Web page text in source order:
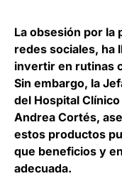
La obsesión por la
redes sociales, ha
invertir en rutinas
Sin embargo, la
del Hospital
Andrea Cortés,
estos productos
que beneficios y
adecuada.